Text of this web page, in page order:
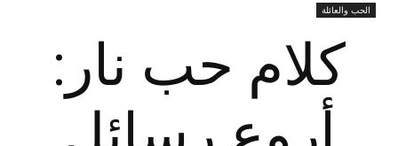
الحب والعائلة
كلام حب نار: